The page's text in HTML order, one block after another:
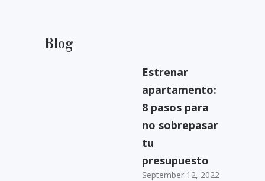
Blog
Estrenar
apartamento:
8 pasos para
no sobrepasar
tu
presupuesto
September 12, 2022